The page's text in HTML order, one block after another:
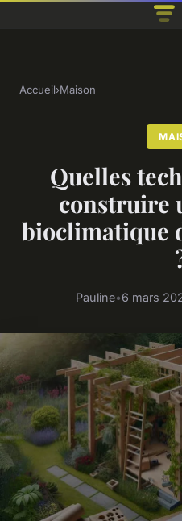
Accueil›Maison
Quelles
construire
bioclimatique
Pauline•6 mars